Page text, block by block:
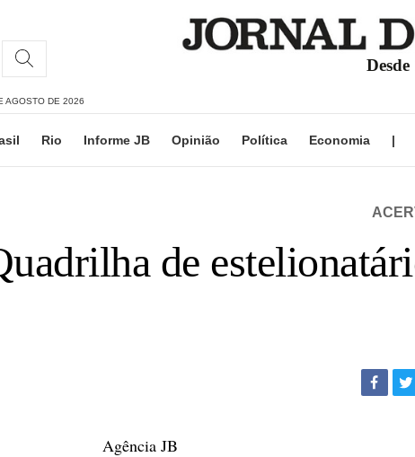
Desde
AGOSTO DE 2026
Rio Informe JB Opinião Política Economia |
de
Agência JB